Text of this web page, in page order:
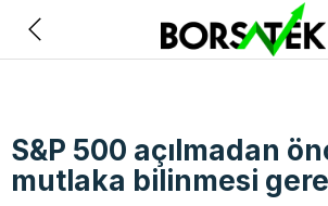
S&P 500 açılmadan
mutlaka bilinmesi